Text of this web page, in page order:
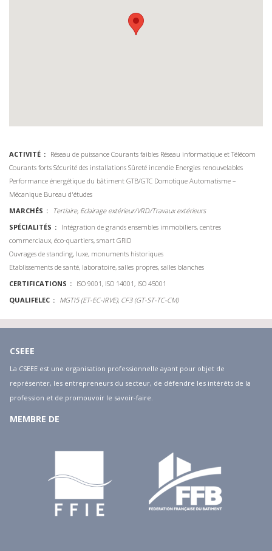
ACTIVITÉ Réseau de puissance Courants faibles Réseau informatique et Télécom
Courants forts Sécurité des installations Sûreté incendie Energies renouvelables
Performance énergétique du bâtiment GTB/GTC Domotique Automatisme –
Mécanique Bureau d'études
MARCHÉS
Tertiaire, Eclairage extérieur/VRD/Travaux extérieurs
SPÉCIALITÉS
Intégration de grands ensembles immobiliers, centres
commerciaux, éco-quartiers, smart GRID
Ouvrages de standing, luxe, monuments historiques
Etablissements de santé, laboratoire, salles propres, salles blanches
CERTIFICATIONS
ISO 9001, ISO 14001, ISO 45001
QUALIFELEC
MGTI5 (ET-EC-IRVE), CF3 (GT-ST-TC-CM)
CSEEE
La CSEEE est une organisation professionnelle ayant pour objet de
représenter, les entrepreneurs du secteur, de défendre les intérêts de la
profession et de promouvoir le savoir-faire.
MEMBRE DE